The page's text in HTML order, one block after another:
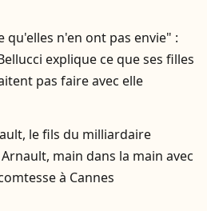
qu'elles n'en ont pas envie" :
explique ce que ses filles
pas faire avec elle
le fils du milliardaire
main dans la main avec
à Cannes